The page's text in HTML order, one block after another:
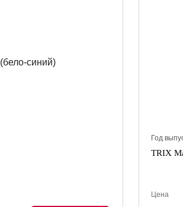
Год
TRIX
Цена